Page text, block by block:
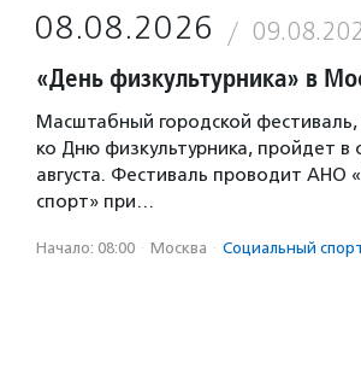
08.08.2026
«День физкультурника» в
Масштабный городской
ко Дню физкультурника, пройдет в
августа. Фестиваль проводит АНО
спорт» при…
Начало: 08:00 · Москва · Социальный